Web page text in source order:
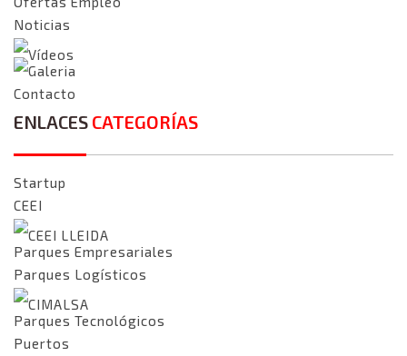
Noticias
Vídeos
Galeria
Contacto
ENLACES CATEGORÍAS
Startup
CEEI
CEEI LLEIDA
Parques Empresariales
Parques Logísticos
CIMALSA
Parques Tecnológicos
Puertos